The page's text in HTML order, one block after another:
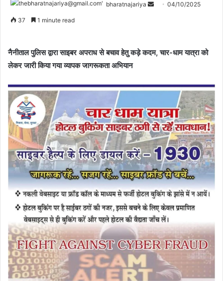
bharatnajariya 04/10/2025
37 1 minute read
नैनीताल पुलिस द्वारा साइबर अपराध से बचाव हेतु कड़े कदम, चार-धाम यात्रा को
लेकर जारी किया गया व्यापक जागरूकता अभियान